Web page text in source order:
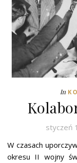
In
styczeń
W czasach
okresu II wojny